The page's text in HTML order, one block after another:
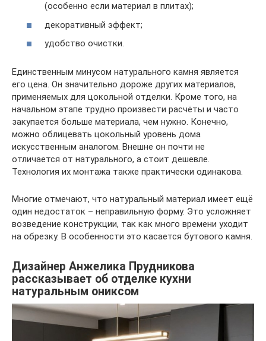
(особенно если материал в плитах);
декоративный эффект;
удобство очистки.
Единственным минусом натурального камня является
его цена. Он значительно дороже других материалов,
применяемых для цокольной отделки. Кроме того, на
начальном этапе трудно произвести расчёты и часто
закупается больше материала, чем нужно. Конечно,
можно облицевать цокольный уровень дома
искусственным аналогом. Внешне он почти не
отличается от натурального, а стоит дешевле.
Технология их монтажа также практически одинакова.
Многие отмечают, что натуральный материал имеет ещё
один недостаток – неправильную форму. Это усложняет
возведение конструкции, так как много времени уходит
на обрезку. В особенности это касается бутового камня.
Дизайнер Анжелика Прудникова
рассказывает об отделке кухни
натуральным ониксом